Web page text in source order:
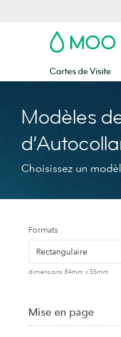
MOO
Cartes de Visite
Modèles
Choisissez un
Formats
Rectangulaire
dimensions 84mm x 55mm
Mise en page